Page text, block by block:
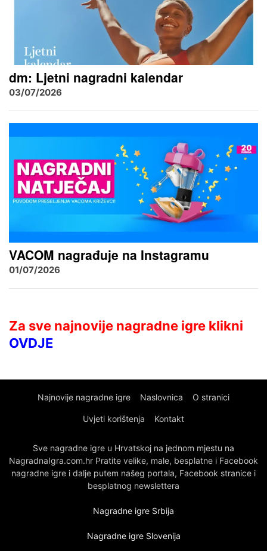
dm: Ljetni nagradni kalendar
03/07/2026
VACOM nagrađuje na Instagramu
01/07/2026
Za sve najnovije nagradne igre klikni
OVDJE
Najnovije nagradne igre Naslovnica O stranici
Uvjeti korištenja Kontakt
Sve nagradne igre u Hrvatskoj na jednom mjestu na
NagradnaIgra.com.hr Pratite velike, male, besplatne i Facebook
nagradne igre i dalje putem našeg portala, Facebook stranice i
besplatnog newslettera
Nagradne igre Srbija
Nagradne igre Slovenija